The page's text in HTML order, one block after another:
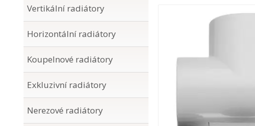
Vertikální radiátory
Horizontální radiátory
Koupelnové radiátory
Exkluzivní radiátory
Nerezové radiátory